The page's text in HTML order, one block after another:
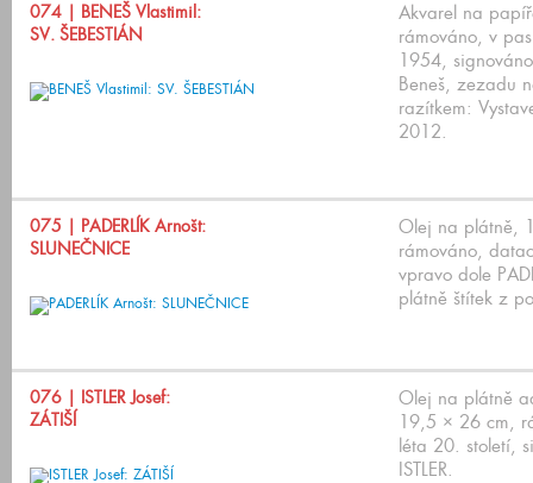
074 | BENEŠ Vlastimil:
SV. ŠEBESTIÁN
Akvarel na
rámováno, v
1954,
Beneš, zezadu
razítkem:
2012.
075 | PADERLÍK Arnošt:
SLUNEČNICE
Olej na plátně,
rámováno,
vpravo dole
plátně štítek z
076 | ISTLER Josef:
ZÁTIŠÍ
Olej na plátně
19,5 × 26 cm,
léta 20. století,
ISTLER.